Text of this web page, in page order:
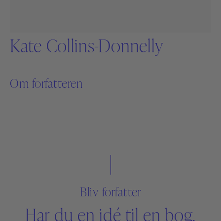
Kate Collins-Donnelly
Om forfatteren
Bliv forfatter
Har du en idé til en bog,